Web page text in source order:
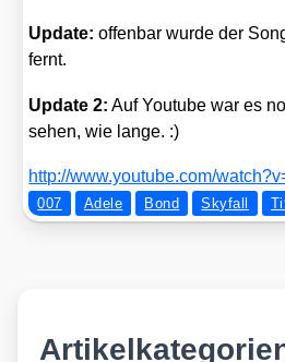
Update: offen­bar wur­de der
fernt.
Update 2: Auf You­tube war es
sehen, wie lan­ge. :)
http://​www​.you​tube​.com/​
007 Adele Bond Skyfall